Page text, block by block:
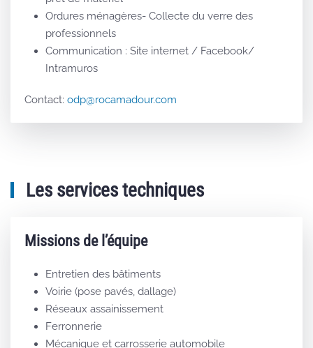
Ordures ménagères- Collecte du verre des
professionnels
Communication : Site internet / Facebook/
Intramuros
Contact: odp@rocamadour.com
Les services techniques
Missions de l’équipe
Entretien des bâtiments
Voirie (pose pavés, dallage)
Réseaux assainissement
Ferronnerie
Mécanique et carrosserie automobile